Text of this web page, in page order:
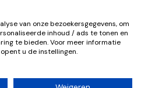
whitepapers
van onze bezoekersgegevens, om
inhoud / ads te tonen en
te bieden. Voor meer informatie
u de instellingen.